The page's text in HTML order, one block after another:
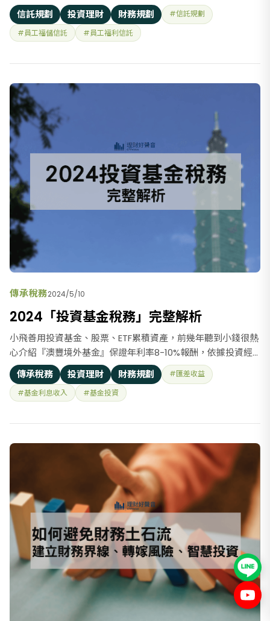
本土科技業、銀行金控公司，設有『員工持股信託』，每月提
撥固定金額或薪資比例購買公司股票 - 外商科技業則採『員工
認購股票』（低於市價）、另外設有留才計畫，留任3-5年期
信託規劃 投資理財 財務規劃
#信託規劃
#員工福儲信託
#員工福利信託
傳承稅務2024/5/10
2024「投資基金稅務」完整解析
小飛善用投資基金、股票、ETF累積資產，前幾年聽到小錢很熱
心介紹『澳豐境外基金』保證年利率8-10%報酬，依據投資經
驗法則，當時小飛查詢： 1. 投信投顧公會：澳豐基金是否為合
法業者，驚人發現沒有在名單內 2. 基金資訊觀測站：基金是否
為合法基金，驚人發現沒有在名單內 小飛告訴小
傳承稅務 投資理財 財務規劃
#匯差收益
#基金利息收入
#基金投資